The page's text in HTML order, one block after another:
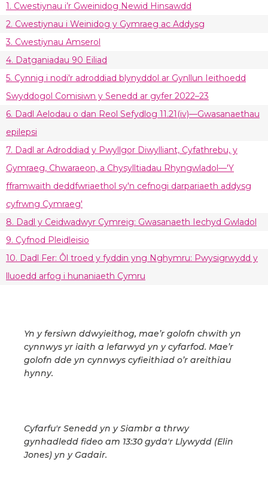
1. Cwestiynau i’r Gweinidog Newid Hinsawdd
2. Cwestiynau i Weinidog y Gymraeg ac Addysg
3. Cwestiynau Amserol
4. Datganiadau 90 Eiliad
5. Cynnig i nodi'r adroddiad blynyddol ar Gynllun Ieithoedd
Swyddogol Comisiwn y Senedd ar gyfer 2022–23
6. Dadl Aelodau o dan Reol Sefydlog 11.21(iv)—Gwasanaethau
epilepsi
7. Dadl ar Adroddiad y Pwyllgor Diwylliant, Cyfathrebu, y
Gymraeg, Chwaraeon, a Chysylltiadau Rhyngwladol—'Y
fframwaith deddfwriaethol sy'n cefnogi darpariaeth addysg
cyfrwng Cymraeg'
8. Dadl y Ceidwadwyr Cymreig: Gwasanaeth Iechyd Gwladol
9. Cyfnod Pleidleisio
10. Dadl Fer: Ôl troed y fyddin yng Nghymru: Pwysigrwydd y
lluoedd arfog i hunaniaeth Cymru
Yn y fersiwn ddwyieithog, mae’r golofn chwith yn
cynnwys yr iaith a lefarwyd yn y cyfarfod. Mae’r
golofn dde yn cynnwys cyfieithiad o’r areithiau
hynny.
Cyfarfu'r Senedd yn y Siambr a thrwy
gynhadledd fideo am 13:30 gyda'r Llywydd (Elin
Jones) yn y Gadair.